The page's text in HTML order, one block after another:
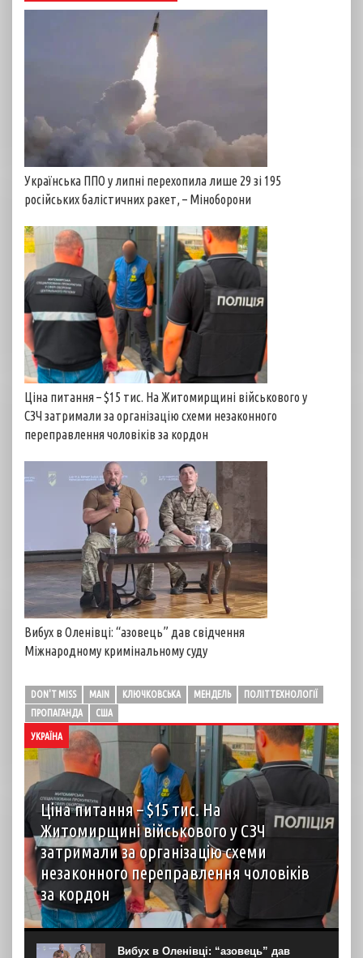
Українська ППО у липні перехопила лише 29 зі 195
російських балістичних ракет, – Міноборони
Ціна питання – $15 тис. На Житомирщині військового у
СЗЧ затримали за організацію схеми незаконного
переправлення чоловіків за кордон
Вибух в Оленівці: “азовець” дав свідчення
Міжнародному кримінальному суду
DON'T MISS MAIN КЛЮЧКОВСЬКА МЕНДЕЛЬ
ПОЛІТТЕХНОЛОГІЇ
ПРОПАГАНДА
США
УКРАЇНА
Ціна питання – $15 тис. На
Житомирщині військового у СЗЧ
затримали за організацію схеми
незаконного переправлення чоловіків
за кордон
У Житомирській області викрили організатора схеми
незаконного переправлення чоловіків призовного віку
через державний кордон України. Як повідомили
Вибух в Оленівці: “азовець” дав